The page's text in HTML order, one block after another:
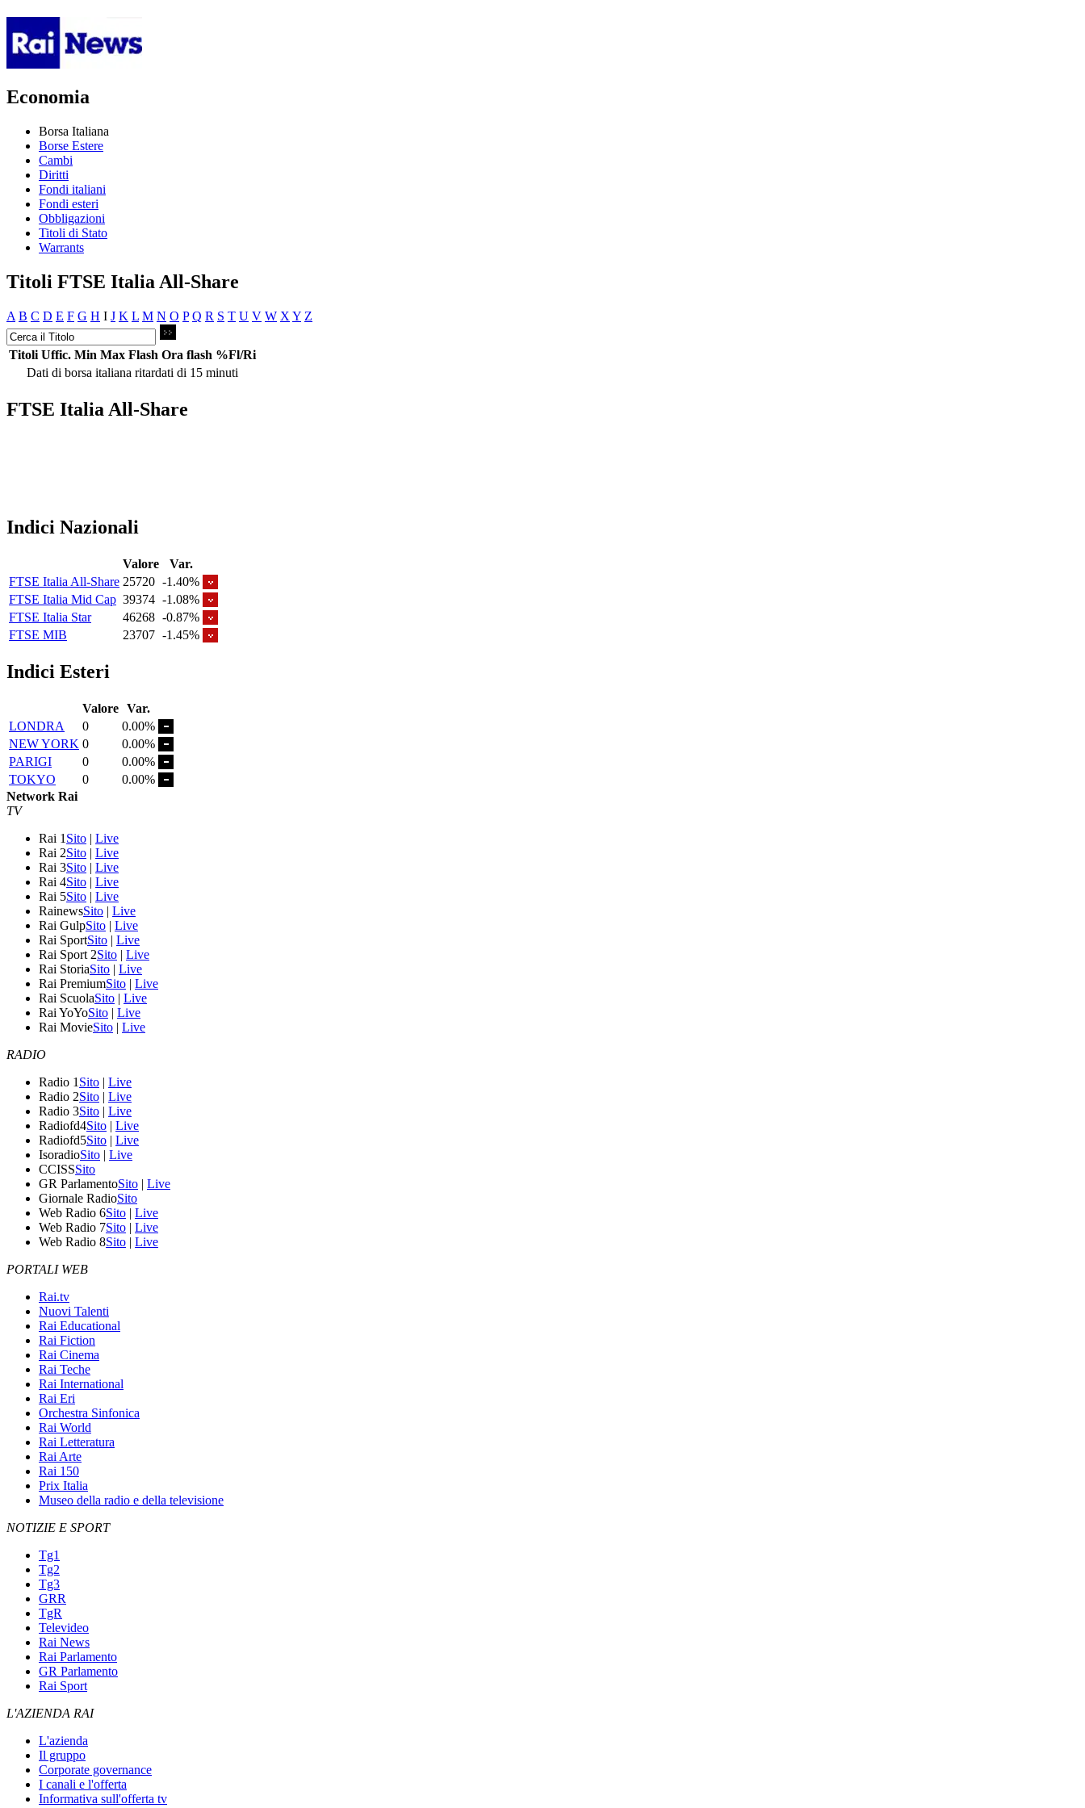
Economia
Borsa Italiana
Borse Estere
Cambi
Diritti
Fondi italiani
Fondi esteri
Obbligazioni
Titoli di Stato
Warrants
Titoli FTSE Italia All-Share
A B C D E F G H I J K L M N O P Q R S T U V W X Y Z
Titoli Uffic. Min Max Flash Ora flash %Fl/Ri
Dati di borsa italiana ritardati di 15 minuti
FTSE Italia All-Share
Indici Nazionali
Valore
Var.
FTSE Italia All-Share 25720 -1.40%
FTSE Italia Mid Cap 39374 -1.08%
FTSE Italia Star
46268 -0.87%
FTSE MIB
23707 -1.45%
Indici Esteri
Valore Var.
LONDRA
0
0.00%
NEW YORK 0
0.00%
PARIGI
0
0.00%
TOKYO
0
0.00%
Network Rai
TV
Rai 1 Sito | Live
Rai 2Sito | Live
Rai 3Sito | Live
Rai 4Sito | Live
Rai 5Sito | Live
RainewsSito | Live
Rai GulpSito | Live
Rai SportSito | Live
Rai Sport 2Sito | Live
Rai StoriaSito | Live
Rai PremiumSito | Live
Rai ScuolaSito | Live
Rai YoYoSito | Live
Rai MovieSito | Live
RADIO
Radio 1 Sito | Live
Radio 2Sito | Live
Radio 3Sito | Live
Radiofd4Sito | Live
Radiofd5Sito | Live
IsoradioSito | Live
CCISSSito
GR ParlamentoSito | Live
Giornale RadioSito
Web Radio 6Sito | Live
Web Radio 7Sito | Live
Web Radio 8Sito | Live
PORTALI WEB
Rai.tv
Nuovi Talenti
Rai Educational
Rai Fiction
Rai Cinema
Rai Teche
Rai International
Rai Eri
Orchestra Sinfonica
Rai World
Rai Letteratura
Rai Arte
Rai 150
Prix Italia
Museo della radio e della televisione
NOTIZIE E SPORT
Tg1
Tg2
Tg3
GRR
TgR
Televideo
Rai News
Rai Parlamento
GR Parlamento
Rai Sport
L'AZIENDA RAI
L'azienda
Il gruppo
Corporate governance
I canali e l'offerta
Informativa sull'offerta tv